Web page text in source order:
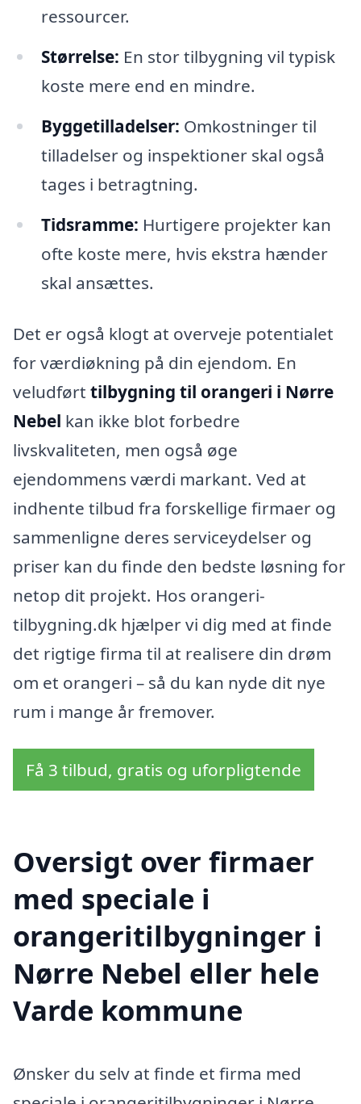
ressourcer.
Størrelse: En stor tilbygning vil typisk
koste mere end en mindre.
Byggetilladelser: Omkostninger til
tilladelser og inspektioner skal også
tages i betragtning.
Tidsramme: Hurtigere projekter kan
ofte koste mere, hvis ekstra hænder
skal ansættes.
Det er også klogt at overveje potentialet
for værdiøkning på din ejendom. En
veludført tilbygning til orangeri i Nørre
Nebel kan ikke blot forbedre
livskvaliteten, men også øge
ejendommens værdi markant. Ved at
indhente tilbud fra forskellige firmaer og
sammenligne deres serviceydelser og
priser kan du finde den bedste løsning for
netop dit projekt. Hos orangeri-
tilbygning.dk hjælper vi dig med at finde
det rigtige firma til at realisere din drøm
om et orangeri – så du kan nyde dit nye
rum i mange år fremover.
Få 3 tilbud, gratis og uforpligtende
Oversigt over firmaer
med speciale i
orangeritilbygninger i
Nørre Nebel eller hele
Varde kommune
Ønsker du selv at finde et firma med